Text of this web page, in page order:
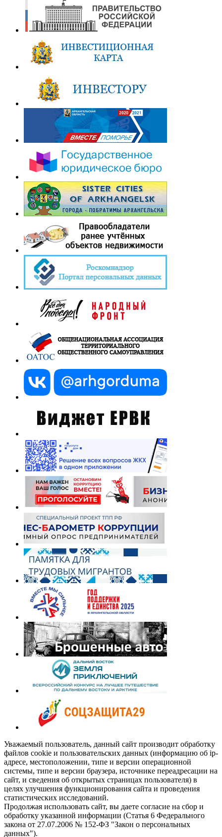
Уважаемый пользователь, данный сайт производит обработку
файлов cookie и пользовательских данных (информацию об ip-
адресе, местоположении, типе и версии операционной
системы, типе и версии браузера, источнике переадресации на
сайт, и сведения об открытых страницах пользователя) в
целях улучшения функционирования сайта и проведения
статистических исследований.
Продолжая использовать сайт, вы даете согласие на сбор и
обработку указанной информации (Статья 6 Федерального
закона от 27.07.2006 № 152-ФЗ "Закон о персональных
данных").